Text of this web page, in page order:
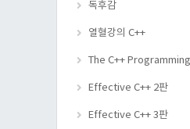
독후감
열혈강의 C++
The C++
Effective C++ 2판
Effective C++ 3판